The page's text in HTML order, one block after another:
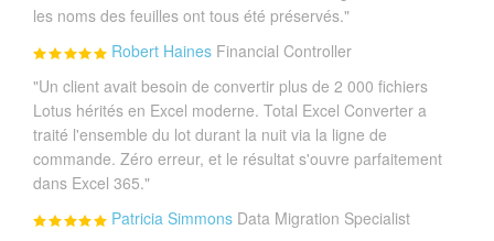
les noms des feuilles ont tous été préservés."
Robert Haines Financial Controller
"Un client avait besoin de convertir plus de 2 000 fichiers
Lotus hérités en Excel moderne. Total Excel Converter a
traité l'ensemble du lot durant la nuit via la ligne de
commande. Zéro erreur, et le résultat s'ouvre parfaitement
dans Excel 365."
Patricia Simmons Data Migration Specialist